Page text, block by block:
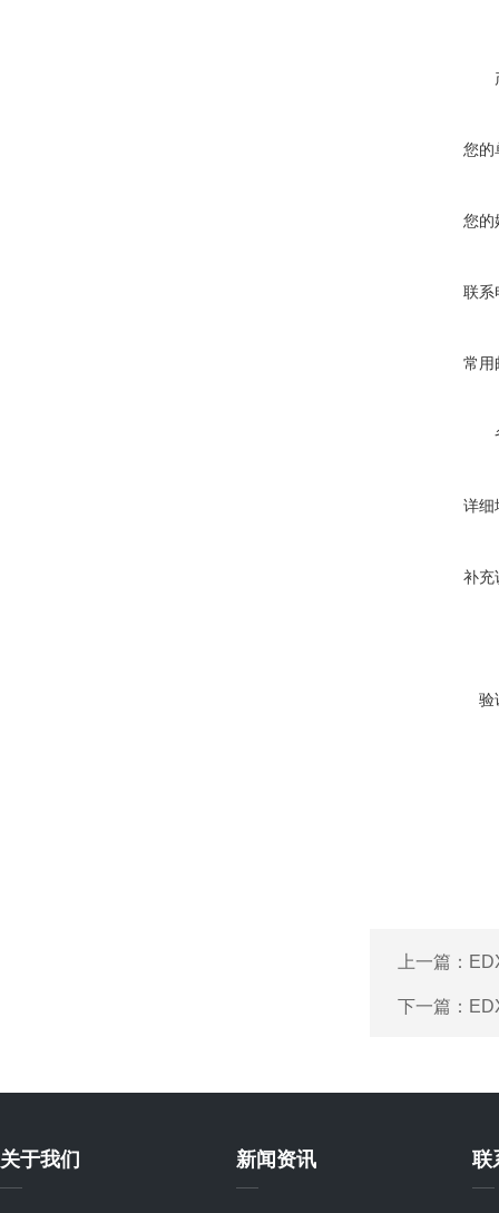
您的
您的
联系
常用
详细
补充
验
上一篇：
下一篇：
关于我们 新闻资讯 联